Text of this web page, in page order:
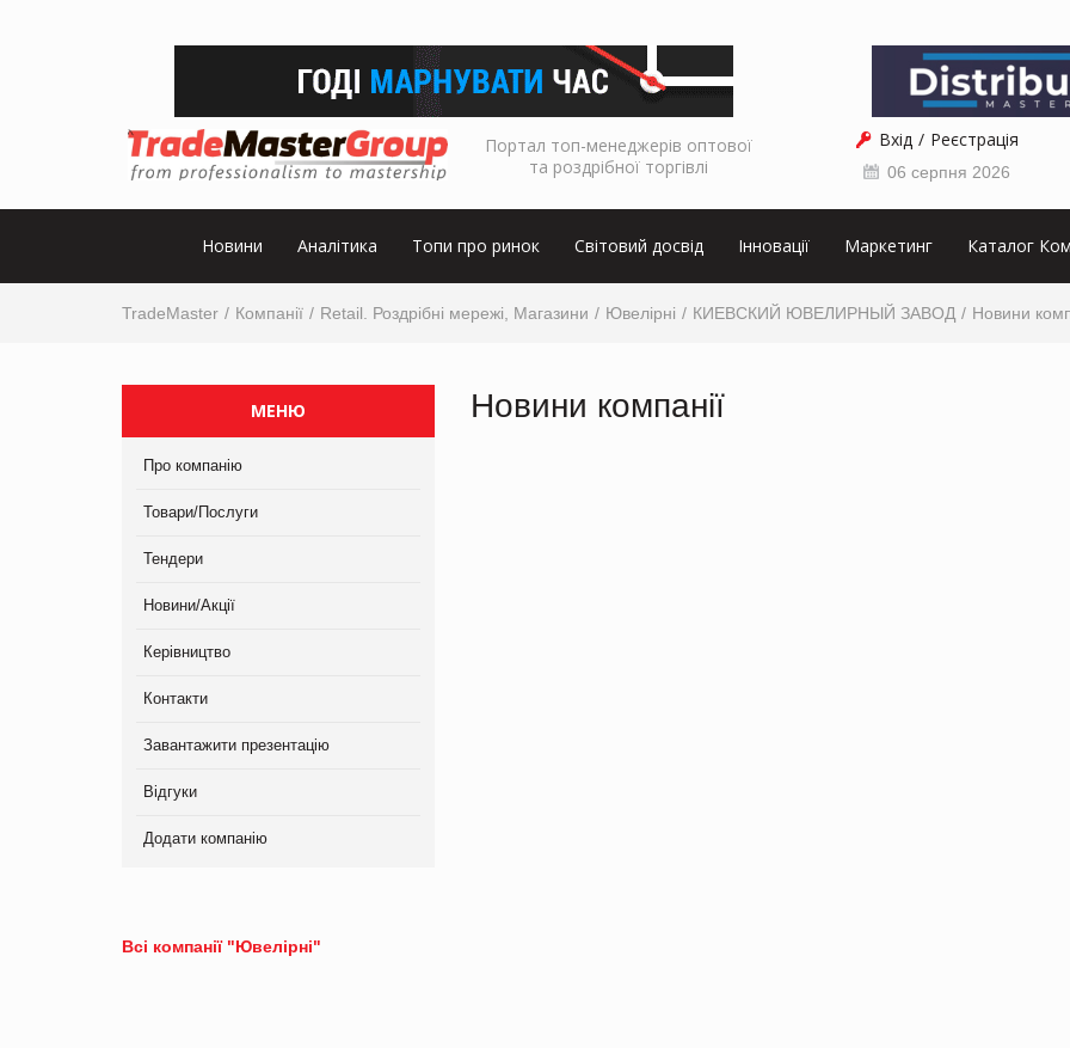
Портал топ-менеджерів оптової
та роздрібної торгівлі
Вхід Реєстрація
06 серпня 2026
Новини Аналітика Топи про ринок Світовий досвід Інновації Маркетинг Каталог
TradeMaster Компанії Retail. Роздрібні мережі, Магазини Ювелірні КИЕВСКИЙ ЮВЕЛИРНЫЙ ЗАВОД Новини
МЕНЮ
Про компанію
Товари/Послуги
Тендери
Новини/Акції
Керівництво
Контакти
Завантажити презентацію
Відгуки
Додати компанію
Новини компанії
Всі компанії "Ювелірні"